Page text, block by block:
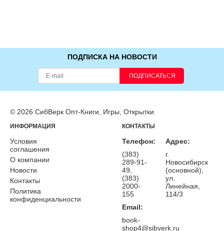
ПОДПИСКА НА НОВОСТИ
ПОДПИСАТЬСЯ
© 2026 СибВерк Опт-Книги, Игры, Открытки
ИНФОРМАЦИЯ
Условия
соглашения
О компании
Новости
Контакты
Политика
конфиденциальности
КОНТАКТЫ
Телефон:
(383)
289-91-
49,
(383)
2000-
155
Email:
book-
shop4@sibverk.ru
Адрес:
г.
Новосибирск
(основной),
ул.
Линейная,
114/3